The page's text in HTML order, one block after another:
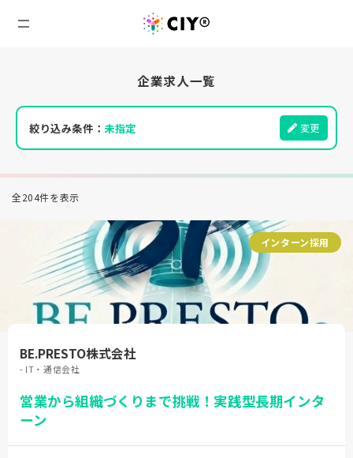
企業求人一覧
絞り込み条件： 未指定 変更
全204件を表示
インターン採用
BE.PRESTO株式会社
- IT・通信会社
営業から組織づくりまで挑戦！実践型長期インタ
ーン